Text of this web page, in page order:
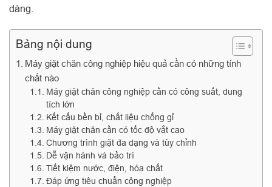
dàng.
Bảng nội dung
Máy giặt chăn công nghiệp hiệu quả cần có những tính
chất nào
Máy giặt chăn công nghiệp cần có công suất, dung
tích lớn
Kết cấu bền bỉ, chất liệu chống gỉ
Máy giặt chăn cần có tốc độ vắt cao
Chương trình giặt đa dạng và tùy chỉnh
Dễ vận hành và bảo trì
Tiết kiệm nước, điện, hóa chất
Đáp ứng tiêu chuẩn công nghiệp